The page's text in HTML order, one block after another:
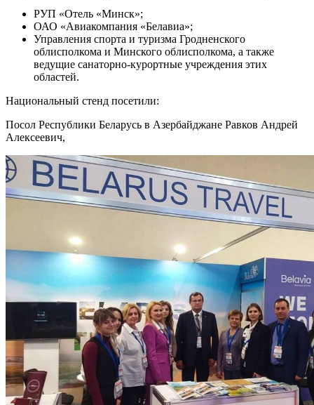
РУП «Отель «Минск»;
ОАО «Авиакомпания «Белавиа»;
Управления спорта и туризма Гродненского
облисполкома и Минского облисполкома, а также
ведущие санаторно-курортные учреждения этих
областей.
Национальный стенд посетили:
Посол Республики Беларусь в Азербайджане Равков Андрей
Алексеевич,